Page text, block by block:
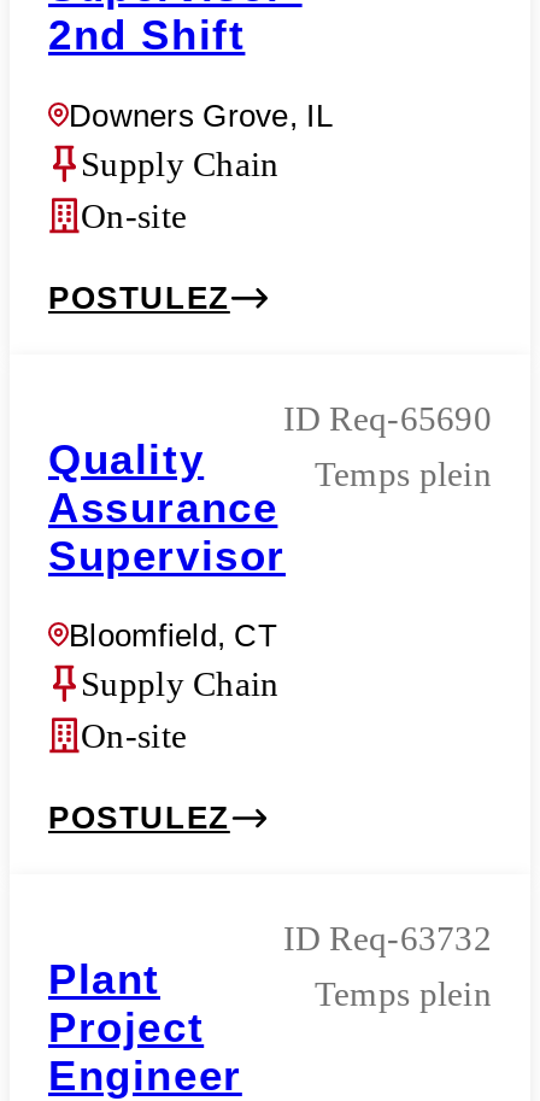
2nd Shift
Downers Grove, IL
Supply Chain
On-site
POSTULEZ
Quality
Assurance
Supervisor
Bloomfield, CT
Req-65690
Temps plein
Supply Chain
On-site
POSTULEZ
Plant
Project
Engineer
Req-63732
Temps plein